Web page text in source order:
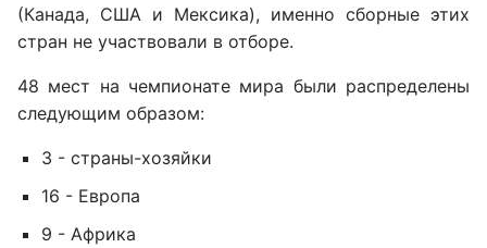
(Канада, США и Мексика), именно сборные этих
стран не участвовали в отборе.
48 мест на чемпионате мира были распределены
следующим образом:
3 - страны-хозяйки
16 - Европа
9 - Африка